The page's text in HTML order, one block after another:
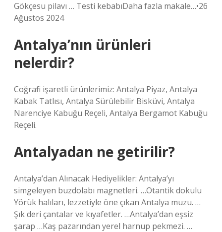
Gökçesu pilavı … Testi kebabıDaha fazla makale…•26
Ağustos 2024
Antalya’nın ürünleri
nelerdir?
Coğrafi işaretli ürünlerimiz: Antalya Piyaz, Antalya
Kabak Tatlısı, Antalya Sürülebilir Bisküvi, Antalya
Narenciye Kabuğu Reçeli, Antalya Bergamot Kabuğu
Reçeli.
Antalyadan ne getirilir?
Antalya’dan Alınacak Hediyelikler: Antalya’yı
simgeleyen buzdolabı magnetleri. …Otantik dokulu
Yörük halıları, lezzetiyle öne çıkan Antalya muzu. …
Şık deri çantalar ve kıyafetler. …Antalya’dan eşsiz
şarap …Kaş pazarından yerel harnup pekmezi. …